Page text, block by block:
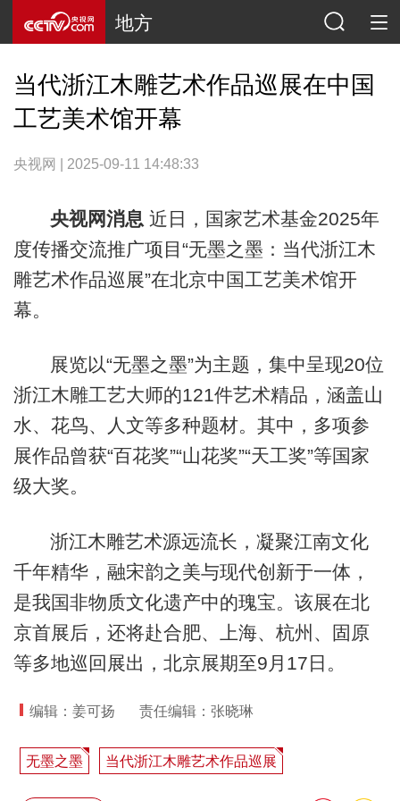
地方
当代浙江木雕艺术作品巡展在中国
工艺美术馆开幕
央视网 | 2025-09-11 14:48:33
央视网消息 近日，国家艺术基金2025年
度传播交流推广项目“无墨之墨：当代浙江木
雕艺术作品巡展”在北京中国工艺美术馆开
幕。
展览以“无墨之墨”为主题，集中呈现20位
浙江木雕工艺大师的121件艺术精品，涵盖山
水、花鸟、人文等多种题材。其中，多项参
展作品曾获“百花奖”“山花奖”“天工奖”等国家
级大奖。
浙江木雕艺术源远流长，凝聚江南文化
千年精华，融宋韵之美与现代创新于一体，
是我国非物质文化遗产中的瑰宝。该展在北
京首展后，还将赴合肥、上海、杭州、固原
等多地巡回展出，北京展期至9月17日。
编辑：姜可扬 责任编辑：张晓琳
无墨之墨 当代浙江木雕艺术作品巡展